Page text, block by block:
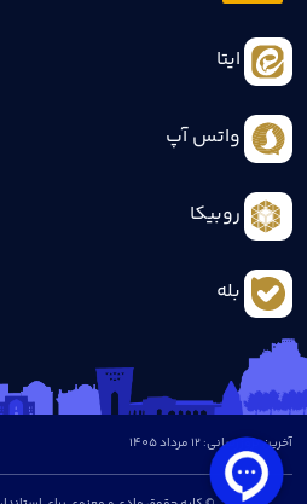
ایتا
واتس آپ
روبیکا
بله
آخرین بروزرسانی: 12 مرداد 1405